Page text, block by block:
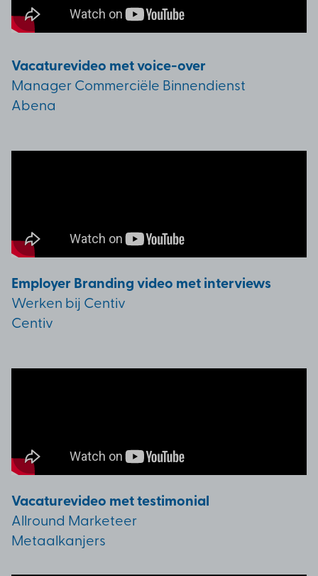
Vacaturevideo met voice-over
Manager Commerciële Binnendienst
Abena
Employer Branding video met interviews
Werken bij Centiv
Centiv
Vacaturevideo met testimonial
Allround Marketeer
Metaalkanjers